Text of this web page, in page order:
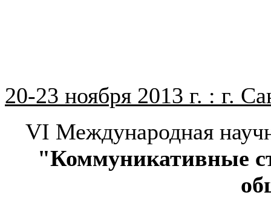
20-23 ноября 2013 г. : г.
VI Международная
"Коммуникативные